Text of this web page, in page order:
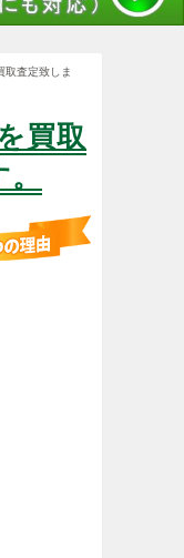
取査定致しま
買取